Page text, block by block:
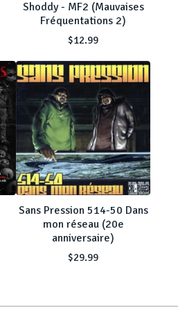
Shoddy - MF2 (Mauvaises
Fréquentations 2)
$12.99
Sans Pression 514-50 Dans
mon réseau (20e
anniversaire)
$29.99